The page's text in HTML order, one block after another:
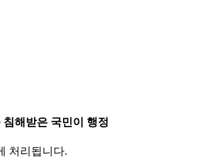
침해받은 국민이 행정
처리됩니다.